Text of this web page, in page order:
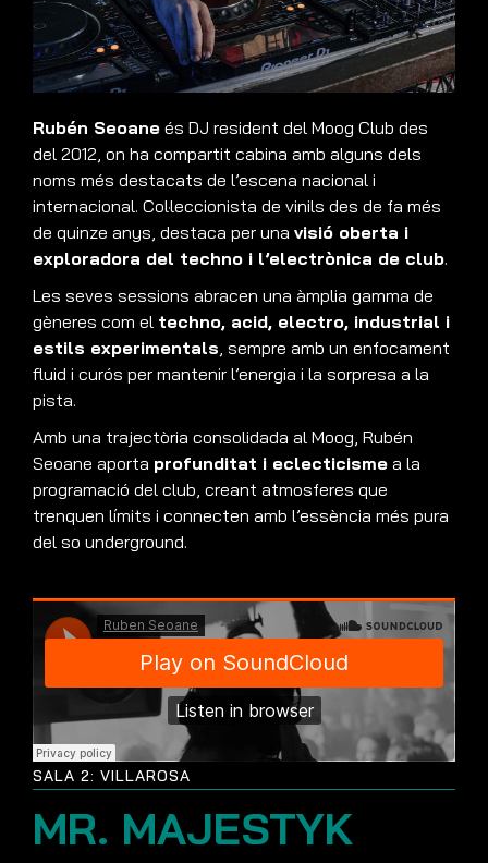
Rubén Seoane és DJ resident del Moog Club des
del 2012, on ha compartit cabina amb alguns dels
noms més destacats de l’escena nacional i
internacional. Col·leccionista de vinils des de fa més
de quinze anys, destaca per una visió oberta i
exploradora del techno i l’electrònica de club.
Les seves sessions abracen una àmplia gamma de
gèneres com el techno, acid, electro, industrial i
estils experimentals, sempre amb un enfocament
fluid i curós per mantenir l’energia i la sorpresa a la
pista.
Amb una trajectòria consolidada al Moog, Rubén
Seoane aporta profunditat i eclecticisme a la
programació del club, creant atmosferes que
trenquen límits i connecten amb l’essència més pura
del so underground.
SALA 2: VILLAROSA
MR. MAJESTYK